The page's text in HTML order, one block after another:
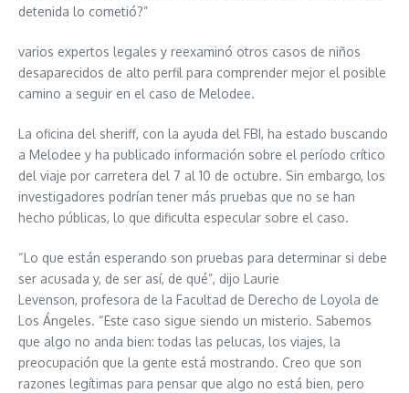
detenida lo cometió?”
varios expertos legales y reexaminó otros casos de niños
desaparecidos de alto perfil para comprender mejor el posible
camino a seguir en el caso de Melodee.
La oficina del sheriff, con la ayuda del FBI, ha estado buscando
a Melodee y ha publicado información sobre el período crítico
del viaje por carretera del 7 al 10 de octubre. Sin embargo, los
investigadores podrían tener más pruebas que no se han
hecho públicas, lo que dificulta especular sobre el caso.
“Lo que están esperando son pruebas para determinar si debe
ser acusada y, de ser así, de qué”, dijo Laurie
Levenson, profesora de la Facultad de Derecho de Loyola de
Los Ángeles. “Este caso sigue siendo un misterio. Sabemos
que algo no anda bien: todas las pelucas, los viajes, la
preocupación que la gente está mostrando. Creo que son
razones legítimas para pensar que algo no está bien, pero